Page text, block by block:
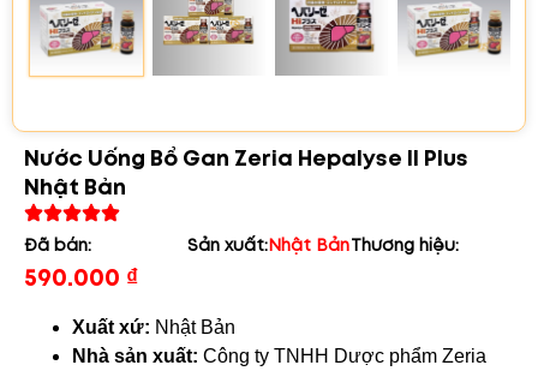
Nước Uống Bổ Gan Zeria Hepalyse II Plus
Nhật Bản
Đã bán: Sản xuất:Nhật BảnThương hiệu:
590.000 ₫
Xuất xứ: Nhật Bản
Nhà sản xuất: Công ty TNHH Dược phẩm Zeria